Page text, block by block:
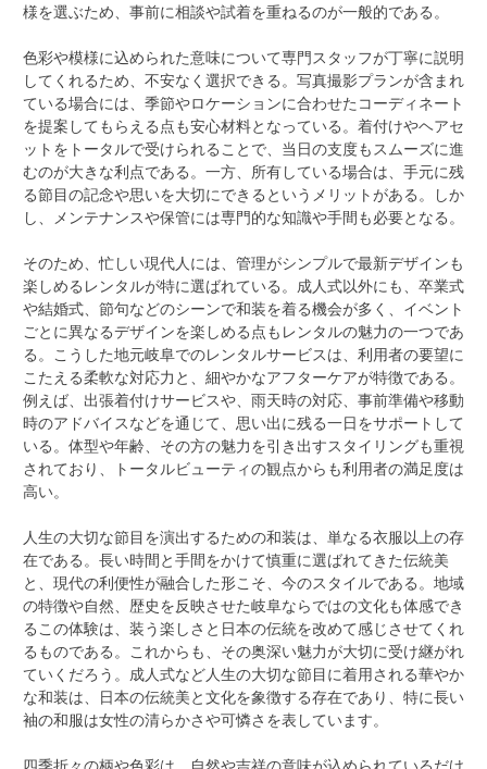
様を選ぶため、事前に相談や試着を重ねるのが一般的である。
色彩や模様に込められた意味について専門スタッフが丁寧に説明
してくれるため、不安なく選択できる。写真撮影プランが含まれ
ている場合には、季節やロケーションに合わせたコーディネート
を提案してもらえる点も安心材料となっている。着付けやヘアセ
ットをトータルで受けられることで、当日の支度もスムーズに進
むのが大きな利点である。一方、所有している場合は、手元に残
る節目の記念や思いを大切にできるというメリットがある。しか
し、メンテナンスや保管には専門的な知識や手間も必要となる。
そのため、忙しい現代人には、管理がシンプルで最新デザインも
楽しめるレンタルが特に選ばれている。成人式以外にも、卒業式
や結婚式、節句などのシーンで和装を着る機会が多く、イベント
ごとに異なるデザインを楽しめる点もレンタルの魅力の一つであ
る。こうした地元岐阜でのレンタルサービスは、利用者の要望に
こたえる柔軟な対応力と、細やかなアフターケアが特徴である。
例えば、出張着付けサービスや、雨天時の対応、事前準備や移動
時のアドバイスなどを通じて、思い出に残る一日をサポートして
いる。体型や年齢、その方の魅力を引き出すスタイリングも重視
されており、トータルビューティの観点からも利用者の満足度は
高い。
人生の大切な節目を演出するための和装は、単なる衣服以上の存
在である。長い時間と手間をかけて慎重に選ばれてきた伝統美
と、現代の利便性が融合した形こそ、今のスタイルである。地域
の特徴や自然、歴史を反映させた岐阜ならではの文化も体感でき
るこの体験は、装う楽しさと日本の伝統を改めて感じさせてくれ
るものである。これからも、その奥深い魅力が大切に受け継がれ
ていくだろう。成人式など人生の大切な節目に着用される華やか
な和装は、日本の伝統美と文化を象徴する存在であり、特に長い
袖の和服は女性の清らかさや可憐さを表しています。